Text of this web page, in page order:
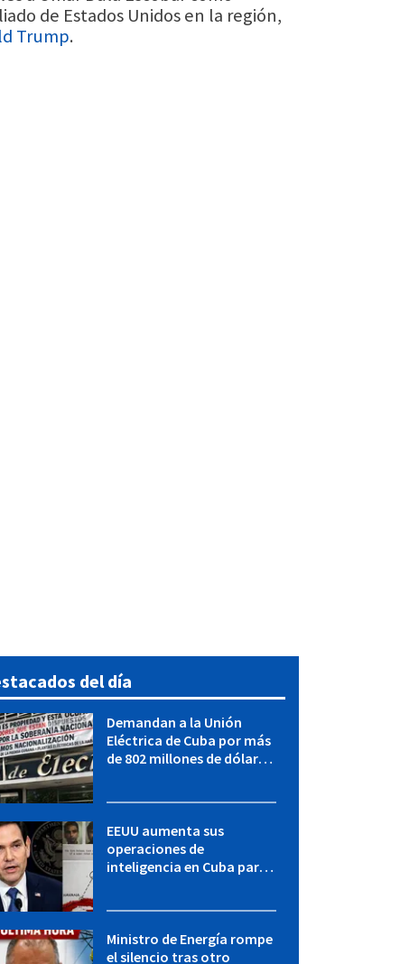
de Estados Unidos en la región,
Trump.
del día
Demandan a la Unión
Eléctrica de Cuba por más
de 802 millones de dólares
EEUU aumenta sus
operaciones de
inteligencia en Cuba para
Ministro de Energía rompe
el silencio tras otro